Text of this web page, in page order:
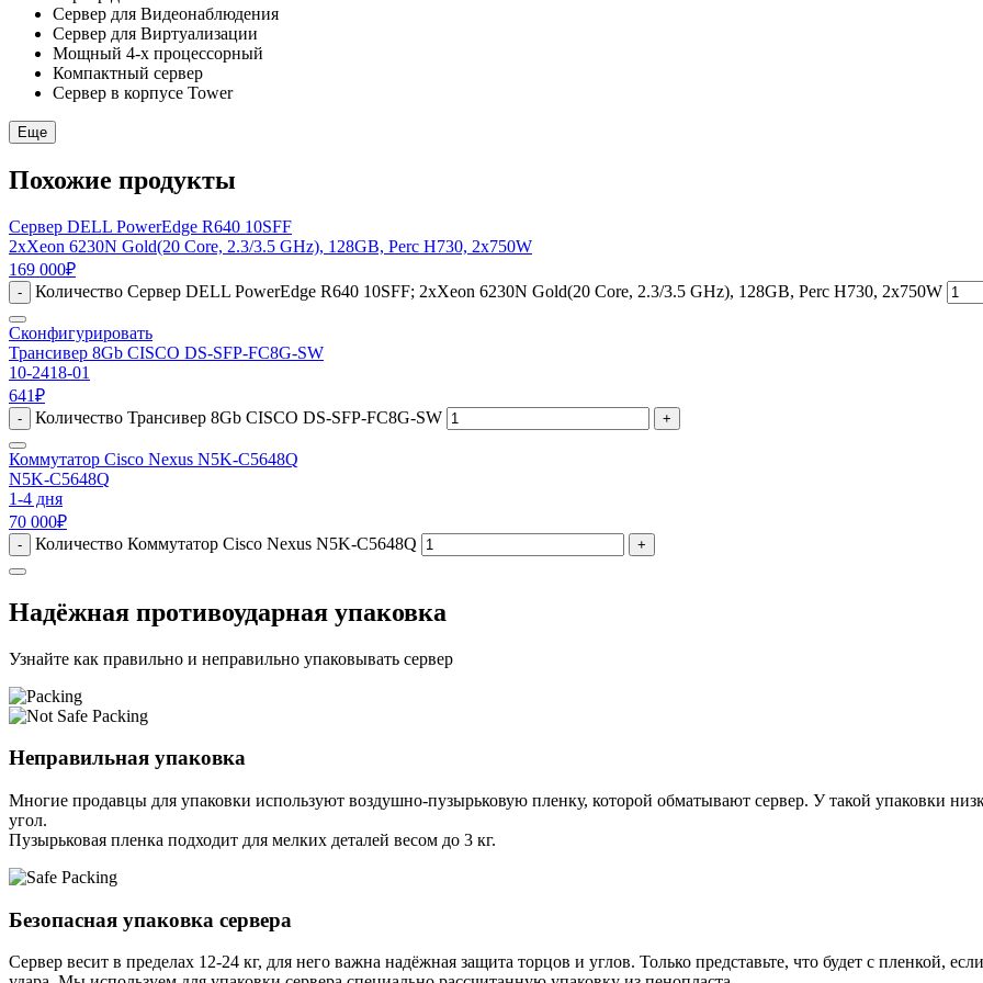
Сервер для Видеонаблюдения
Сервер для Виртуализации
Мощный 4-х процессорный
Компактный сервер
Сервер в корпусе Tower
Еще
Похожие продукты
Сервер DELL PowerEdge R640 10SFF
2xXeon 6230N Gold(20 Core, 2.3/3.5 GHz), 128GB, Perc H730, 2x750W
169 000₽
- Количество Сервер DELL PowerEdge R640 10SFF; 2xXeon 6230N Gold(20 Core, 2.3/3.5 GHz), 128GB, Perc H730, 2x750W
Сконфигурировать
Трансивер 8Gb CISCO DS-SFP-FC8G-SW
10-2418-01
641₽
- Количество Трансивер 8Gb CISCO DS-SFP-FC8G-SW +
Коммутатор Cisco Nexus N5K-C5648Q
N5K-C5648Q
1-4 дня
70 000₽
- Количество Коммутатор Cisco Nexus N5K-C5648Q +
Надёжная противоударная упаковка
Узнайте как правильно и неправильно упаковывать сервер
Неправильная упаковка
Многие продавцы для упаковки используют воздушно-пузырьковую пленку, которой обматывают сервер. У такой упаковки
угол.
Пузырьковая пленка подходит для мелких деталей весом до 3 кг.
Безопасная упаковка сервера
Сервер весит в пределах 12-24 кг, для него важна надёжная защита торцов и углов. Только представьте, что будет с пленкой,